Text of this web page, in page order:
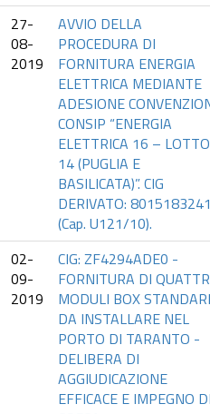
27-
08-
2019
AVVIO DELLA
PROCEDURA DI
FORNITURA ENERGIA
ELETTRICA MEDIANTE
ADESIONE
CONSIP “ENERGIA
ELETTRICA 16 – LOTTO
14 (PUGLIA E
BASILICATA)”. CIG
DERIVATO:
(Cap. U121/10).
02-
09-
2019
CIG: ZF4294ADE0 -
FORNITURA DI
MODULI BOX
DA INSTALLARE NEL
PORTO DI TARANTO -
DELIBERA DI
AGGIUDICAZIONE
EFFICACE E IMPEGNO